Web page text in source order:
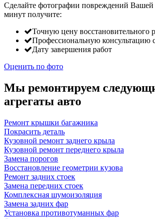
Сделайте фотографии повреждений
минут получите:
Точную цену восстановительного
Профессиональную консультацию
Дату завершения работ
Оценить по фото
Мы ремонтируем
агрегаты авто
Ремонт крышки багажника
Покрасить деталь
Кузовной ремонт заднего крыла
Кузовной ремонт переднего крыла
Замена порогов
Восстановление геометрии кузова
Ремонт задних стоек
Замена передних стоек
Комплексная шумоизоляция
Замена задних фар
Установка противотуманных фар